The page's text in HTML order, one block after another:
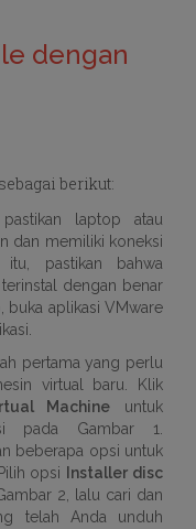
dengan
berikut:
laptop atau
dan memiliki koneksi
pastikan bahwa
dengan benar
buka aplikasi VMware
pertama yang perlu
virtual baru. Klik
Machine untuk
pada Gambar 1.
beberapa opsi untuk
opsi
Installer disc
2, lalu cari dan
telah Anda unduh